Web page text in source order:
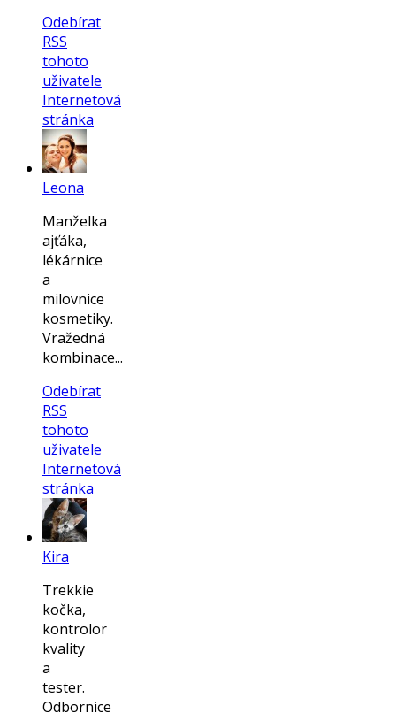
Odebírat
RSS
tohoto
uživatele
Internetová
stránka
Leona
Manželka
ajťáka,
lékárnice
a
milovnice
kosmetiky.
Vražedná
kombinace...
Odebírat
RSS
tohoto
uživatele
Internetová
stránka
Kira
Trekkie
kočka,
kontrolor
kvality
a
tester.
Odbornice